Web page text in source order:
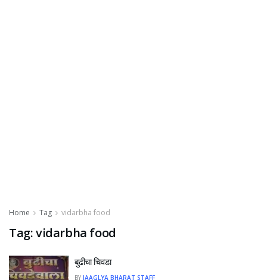
Home Tag vidarbha food
Tag:vidarbha food
बुढीचा चिवडा
BY JAAGLYA BHARAT STAFF